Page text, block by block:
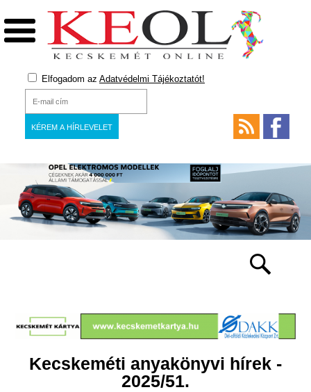
Elfogadom az Adatvédelmi Tájékoztatót!
Kecskeméti anyakönyvi hírek -
2025/51.